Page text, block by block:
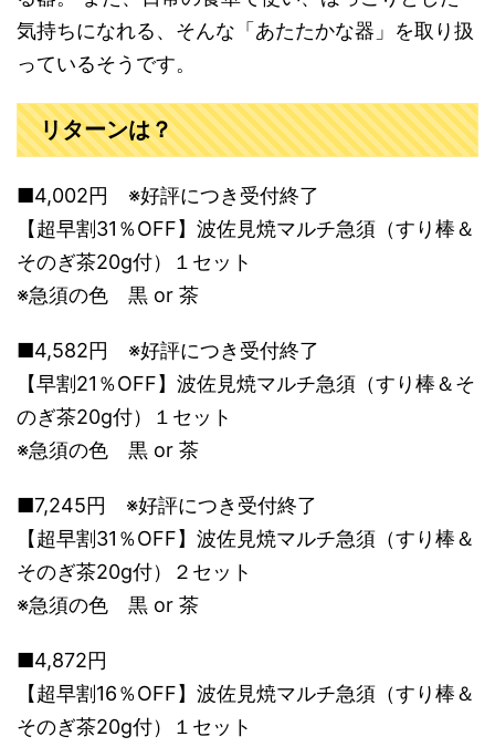
気持ちになれる、そんな「あたたかな器」を取り扱
っているそうです。
リターンは？
■4,002円 ※好評につき受付終了
【超早割31％OFF】波佐見焼マルチ急須（すり棒＆
そのぎ茶20g付）１セット
※急須の色 黒 or 茶
■4,582円 ※好評につき受付終了
【早割21％OFF】波佐見焼マルチ急須（すり棒＆そ
のぎ茶20g付）１セット
※急須の色 黒 or 茶
■7,245円 ※好評につき受付終了
【超早割31％OFF】波佐見焼マルチ急須（すり棒＆
そのぎ茶20g付）２セット
※急須の色 黒 or 茶
■4,872円
【超早割16％OFF】波佐見焼マルチ急須（すり棒＆
そのぎ茶20g付）１セット